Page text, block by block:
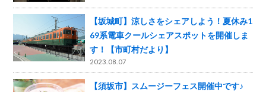
【坂城町】涼しさをシェアしよう！夏休み1
69系電車クールシェアスポットを開催しま
す！【市町村だより】
2023.08.07
【須坂市】スムージーフェス開催中です♪